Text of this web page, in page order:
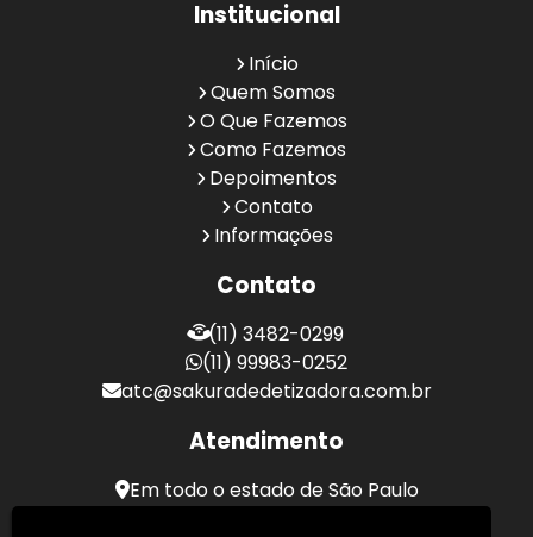
Institucional
Início
Quem Somos
O Que Fazemos
Como Fazemos
Depoimentos
Contato
Informações
Contato
(11) 3482-0299
(11) 99983-0252
atc@sakuradedetizadora.com.br
Atendimento
Em todo o estado de São Paulo